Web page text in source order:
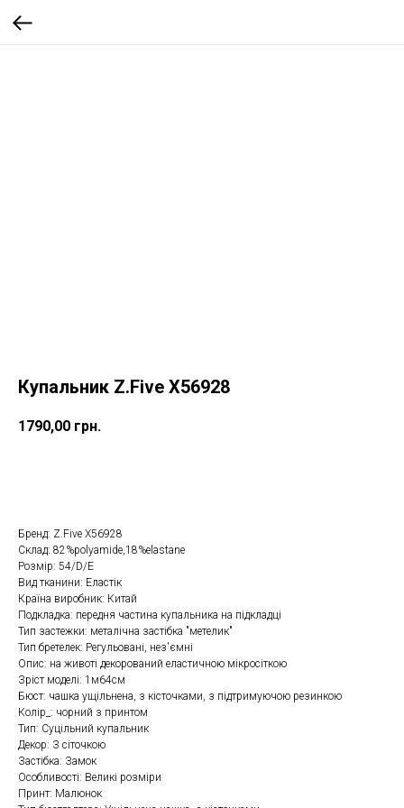
Купальник Z.Five Х56928
1790,00 грн.
Бренд: Z.Five Х56928
Склад: 82%polyamide,18%elastane
Розмір: 54/D/E
Вид тканини: Еластік
Країна виробник: Китай
Подкладка: передня частина купальника на підкладці
Тип застежки: металічна застібка "метелик"
Тип бретелек: Регульовані, нез'ємні
Опис: на животі декорований еластичною мікросіткою
Зріст моделі: 1м64см
Бюст: чашка ущільнена, з кісточками, з підтримуючою резинкою
Колір_: чорний з принтом
Тип: Суцільний купальник
Декор: З сіточкою
Застібка: Замок
Особливості: Великі розміри
Принт: Малюнок